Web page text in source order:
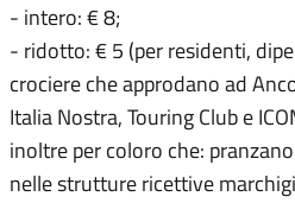
- intero: € 8;
- ridotto: € 5 (per residenti,
crociere che approdano ad
Italia Nostra, Touring Club e
inoltre per coloro che:
nelle strutture ricettive